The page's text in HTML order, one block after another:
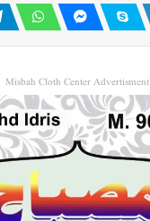
Misbah Cloth Center Advertisment